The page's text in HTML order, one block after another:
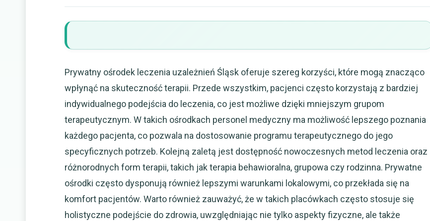
Prywatny ośrodek leczenia uzależnień Śląsk oferuje szereg korzyści, które mogą znacząco
wpłynąć na skuteczność terapii. Przede wszystkim, pacjenci często korzystają z bardziej
indywidualnego podejścia do leczenia, co jest możliwe dzięki mniejszym grupom
terapeutycznym. W takich ośrodkach personel medyczny ma możliwość lepszego poznania
każdego pacjenta, co pozwala na dostosowanie programu terapeutycznego do jego
specyficznych potrzeb. Kolejną zaletą jest dostępność nowoczesnych metod leczenia oraz
różnorodnych form terapii, takich jak terapia behawioralna, grupowa czy rodzinna. Prywatne
ośrodki często dysponują również lepszymi warunkami lokalowymi, co przekłada się na
komfort pacjentów. Warto również zauważyć, że w takich placówkach często stosuje się
holistyczne podejście do zdrowia, uwzględniając nie tylko aspekty fizyczne, ale także